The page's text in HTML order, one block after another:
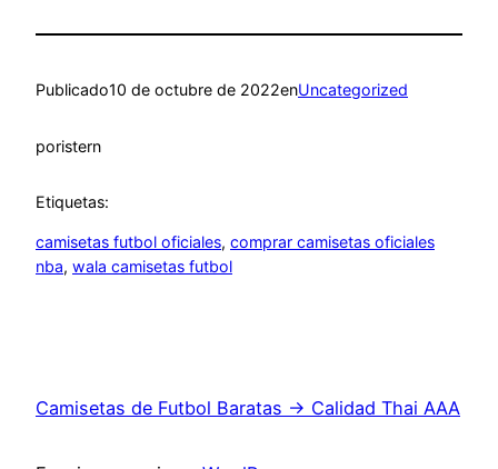
Publicado10 de octubre de 2022enUncategorized
poristern
Etiquetas:
camisetas futbol oficiales, comprar camisetas oficiales
nba, wala camisetas futbol
Camisetas de Futbol Baratas → Calidad Thai AAA